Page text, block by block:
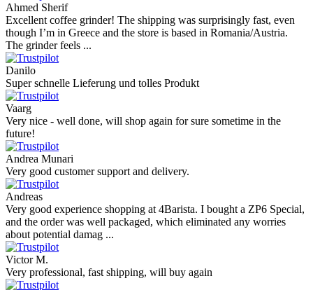
Ahmed Sherif
Excellent coffee grinder! The shipping was surprisingly fast, even
though I’m in Greece and the store is based in Romania/Austria.
The grinder feels ...
Danilo
Super schnelle Lieferung und tolles Produkt
Vaarg
Very nice - well done, will shop again for sure sometime in the
future!
Andrea Munari
Very good customer support and delivery.
Andreas
Very good experience shopping at 4Barista. I bought a ZP6 Special,
and the order was well packaged, which eliminated any worries
about potential damag ...
Victor M.
Very professional, fast shipping, will buy again